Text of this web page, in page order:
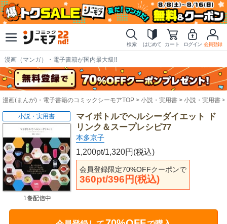
検索 はじめて カート ログイン 会員登録
漫画（マンガ）・電子書籍が国内最大級!!
漫画(まんが)・電子書籍のコミックシーモアTOP 小説・実用書 小説・実用書
マイボトルでヘルシーダイエット ド
リンク＆スープレシピ77
本多京子
1,200pt/1,320円(税込)
会員登録限定70%OFFクーポンで
360pt/396円(税込)
小説・実用書
1巻配信中